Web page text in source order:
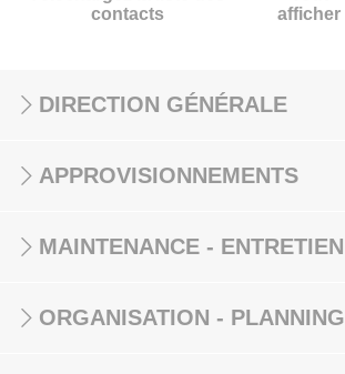
contacts
afficher
DIRECTION GÉNÉRALE
APPROVISIONNEMENTS
MAINTENANCE - ENTRETIEN
ORGANISATION - PLANNING